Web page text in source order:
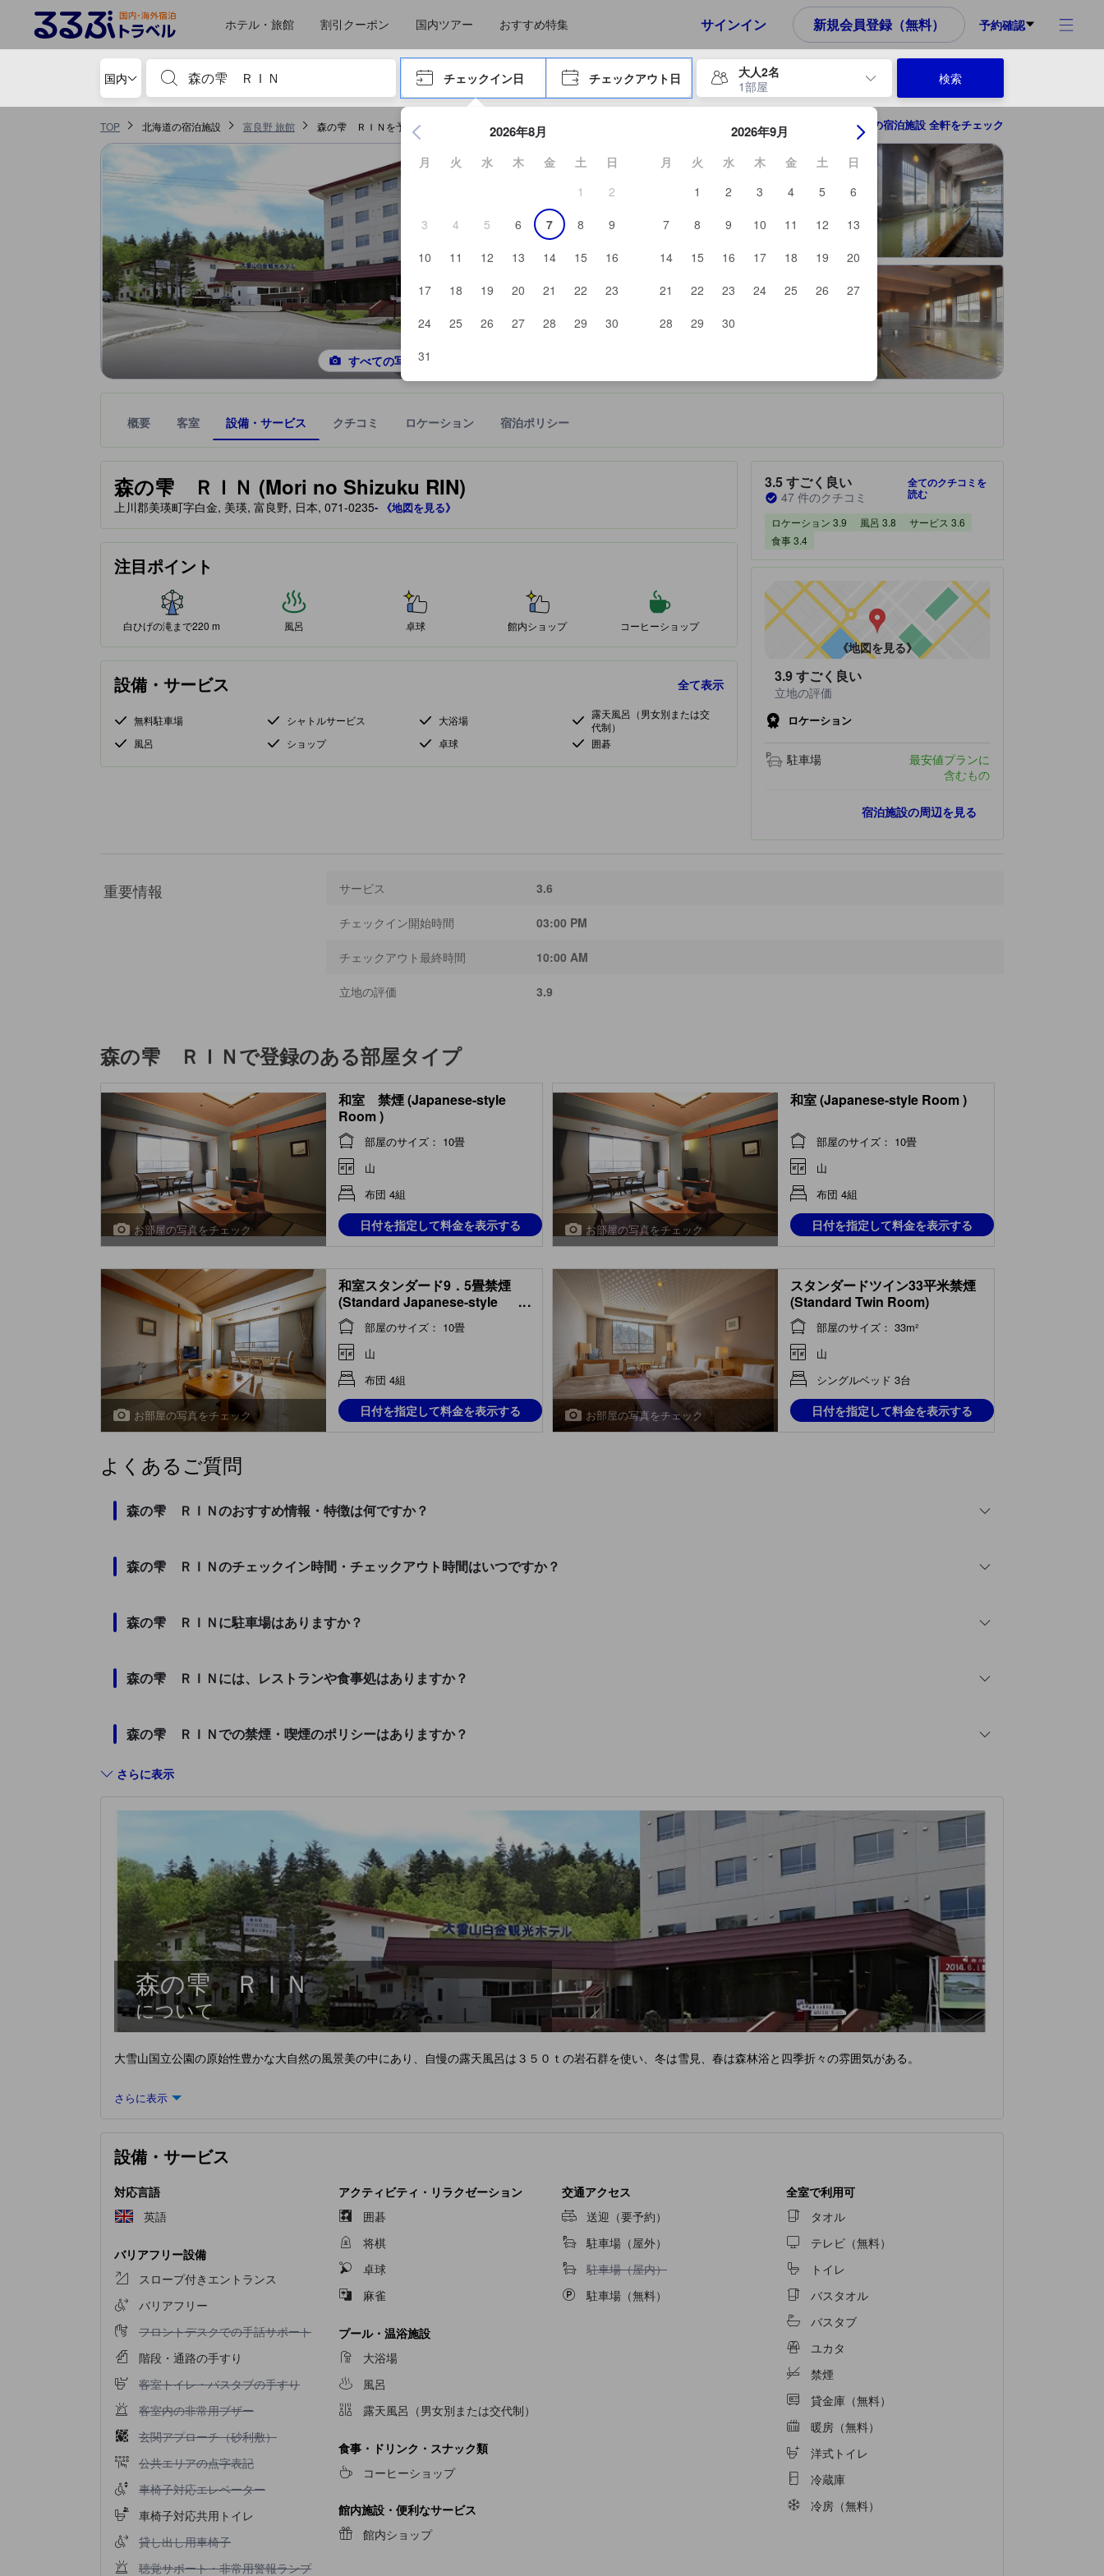
ホテル・旅館 割引クーポン 国内ツアー おすすめ特集 サインイン 新規会員登録（無料） 予約確認
国内
宿泊施設名やキーワードを入力し、矢印キーやタブキーで進み、エンターキーを押して内容を確定して、検索します。
チェックイン日 チェックアウト日
大人2名
1部屋
エンターキーを押して日付選択画面の操作を開始します。方向キーを使用して、チェックイン日とチェックアウト日を移動します。
2026年8月
月 火 水 木 金 土
日
1
2
3
4 5 6 7 8
9
10
11 12 13 14 15
16
17
18 19 20 21 22
23
24
25 26 27 28 29
30
31
2026年9月
月 火 水 木 金 土
日
1
2 3 4 5
6
7
8 9 10 11 12
13
14
15 16 17 18 19
20
21
22 23 24 25 26
27
28
29 30
検索
TOP 北海道の宿泊施設 富良野 旅館 森の雫 ＲＩＮを予約する 富良野の宿泊施設 全軒をチェック
すべての写真を見る
概要 客室 設備・サービス クチコミ ロケーション 宿泊ポリシー
森の雫 ＲＩＮ (Mori no Shizuku RIN)
tooltip
星評価は、提携サイトから受け取った情報であり、宿泊施設に備わっていると予測される快適さや客室のレベルを示すものです。
上川郡美瑛町字白金, 美瑛, 富良野, 日本, 071-0235- 《地図を見る》
注目ポイント
白ひげの滝まで220 m 風呂 卓球 館内ショップ コーヒーショップ
設備・サービス 全て表示
無料駐車場 シャトルサービス 大浴場
露天風呂（男女別または交
代制）
風呂
ショップ 卓球 囲碁
宿泊施設のクチコミスコア：3.5 / 5 すごく良い 47 件のクチコミ
3.5すごく良い
47 件のクチコミ
全てのクチコミを
読む
ロケーション 3.9 風呂 3.8
サービス 3.6
食事 3.4
《地図を見る》
3.9すごく良い
立地の評価
ロケーション
駐車場
最安値プランに
含むもの
宿泊施設の周辺を見る
重要情報 サービス 3.6
チェックイン開始時間 03:00 PM
チェックアウト最終時間 10:00 AM
立地の評価 3.9
森の雫 ＲＩＮで登録のある部屋タイプ
お部屋の写真をチェック
和室 禁煙 (Japanese-style
Room )
部屋のサイズ： 10畳
山
布団 4組
日付を指定して料金を表示する お部屋の写真をチェック
和室 (Japanese-style Room )
部屋のサイズ： 10畳
山
布団 4組
日付を指定して料金を表示する
お部屋の写真をチェック
和室スタンダード9．5畳禁煙
(Standard Japanese-style
Room )
...
部屋のサイズ： 10畳
山
布団 4組
日付を指定して料金を表示する お部屋の写真をチェック
スタンダードツイン33平米禁煙
(Standard Twin Room)
部屋のサイズ： 33m²
山
シングルベッド 3台
日付を指定して料金を表示する
よくあるご質問
森の雫 ＲＩＮのおすすめ情報・特徴は何ですか？
森の雫 ＲＩＮのチェックイン時間・チェックアウト時間はいつですか？
森の雫 ＲＩＮに駐車場はありますか？
森の雫 ＲＩＮには、レストランや食事処はありますか？
森の雫 ＲＩＮでの禁煙・喫煙のポリシーはありますか？
さらに表示
森の雫 ＲＩＮ
について
大雪山国立公園の原始性豊かな大自然の風景美の中にあり、自慢の露天風呂は３５０ｔの岩石群を使い、冬は雪見、春は森林浴と四季折々の雰囲気がある。
さらに表示
設備・サービス
対応言語
英語
バリアフリー設備
スロープ付きエントランス
バリアフリー
フロントデスクでの手話サポート不可
フロントデスクでの手話サポート
階段・通路の手すり
客室トイレ・バスタブの手すり不可
客室トイレ・バスタブの手すり
客室内の非常用ブザー不可
客室内の非常用ブザー
玄関アプローチ（砂利敷）不可
玄関アプローチ（砂利敷）
公共エリアの点字表記不可
公共エリアの点字表記
車椅子対応エレベーター不可
車椅子対応エレベーター
車椅子対応共用トイレ
貸し出し用車椅子不可
貸し出し用車椅子
聴覚サポート・非常用警報ランプ対応客室不可
聴覚サポート・非常用警報ランプ
アクティビティ・リラクゼーション
囲碁
将棋
卓球
麻雀
プール・温浴施設
大浴場
風呂
露天風呂（男女別または交代制）
食事・ドリンク・スナック類
コーヒーショップ
館内施設・便利なサービス
館内ショップ
交通アクセス
送迎（要予約）
駐車場（屋外）
駐車場（屋内）不可
駐車場（屋内）
駐車場（無料）
全室で利用可
タオル
テレビ（無料）
トイレ
バスタオル
バスタブ
ユカタ
禁煙
貸金庫（無料）
暖房（無料）
洋式トイレ
冷蔵庫
冷房（無料）
るるぶトラベルに掲載されているクチコミは実際に予約をし、宿泊を終えたゲストから提供されています。実際の経験に基づいた内容であるため、これから宿泊選びをされるユーザーにとっても参考となる信頼で